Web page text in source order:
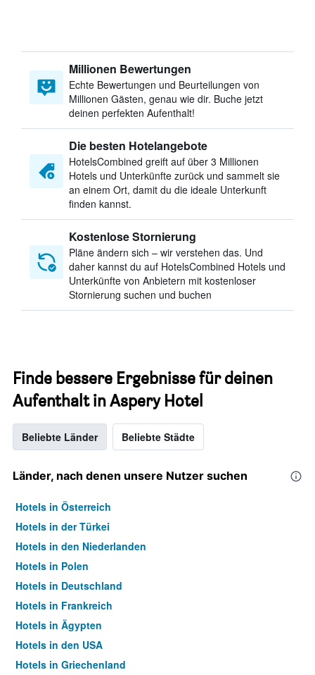
Millionen Bewertungen
Echte Bewertungen und Beurteilungen von
Millionen Gästen, genau wie dir. Buche jetzt
deinen perfekten Aufenthalt!
Die besten Hotelangebote
HotelsCombined greift auf über 3 Millionen
Hotels und Unterkünfte zurück und sammelt sie
an einem Ort, damit du die ideale Unterkunft
finden kannst.
Kostenlose Stornierung
Pläne ändern sich – wir verstehen das. Und
daher kannst du auf HotelsCombined Hotels und
Unterkünfte von Anbietern mit kostenloser
Stornierung suchen und buchen
Finde bessere Ergebnisse für deinen
Aufenthalt in Aspery Hotel
Beliebte Länder Beliebte Städte
Länder, nach denen unsere Nutzer suchen
Hotels in Österreich
Hotels in der Türkei
Hotels in den Niederlanden
Hotels in Polen
Hotels in Deutschland
Hotels in Frankreich
Hotels in Ägypten
Hotels in den USA
Hotels in Griechenland